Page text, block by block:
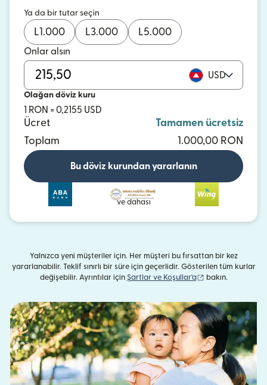
Ya da bir tutar seçin
L1.000 L3.000 L5.000
Onlar alsın
USD
Olağan döviz kuru
1 RON = 0,2155 USD
Ücret
Tamamen ücretsiz
Toplam
1.000,00 RON
Bu döviz kurundan yararlanın
ve dahası
Yalnızca yeni müşteriler için. Her müşteri bu fırsattan bir kez
yararlanabilir. Teklif sınırlı bir süre için geçerlidir. Gösterilen tüm kurlar
değişebilir. Ayrıntılar için Şartlar ve Koşullar'a (yeni pencerede
bakın.